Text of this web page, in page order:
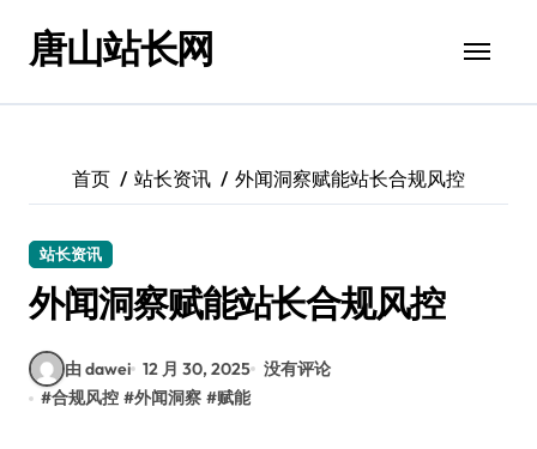
唐山站长网
首页 站长资讯 外闻洞察赋能站长合规风控
站长资讯
外闻洞察赋能站长合规风控
由 dawei 12 月 30, 2025 没有评论
#合规风控 #外闻洞察 #赋能